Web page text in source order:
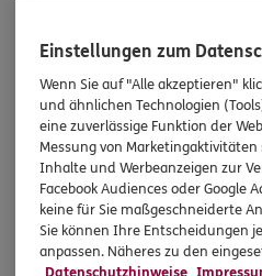
Einstellungen zum
Wenn Sie auf "Alle akzeptieren"
und ähnlichen Technologien
eine zuverlässige Funktion der
Messung von
Inhalte und Werbeanzeigen zur
Facebook Audiences oder Google
keine für Sie maßgeschneiderte
Sie können Ihre Entscheidungen
anpassen. Näheres zu den
Datenschutzhinweise